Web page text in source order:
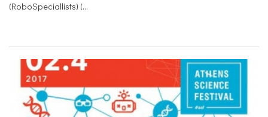
(RoboSpeciallists) (...